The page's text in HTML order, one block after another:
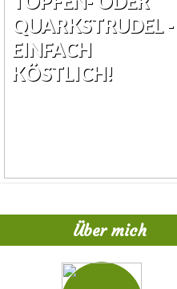
QUARKSTRUDEL -
EINFACH
KÖSTLICH!
Über mich